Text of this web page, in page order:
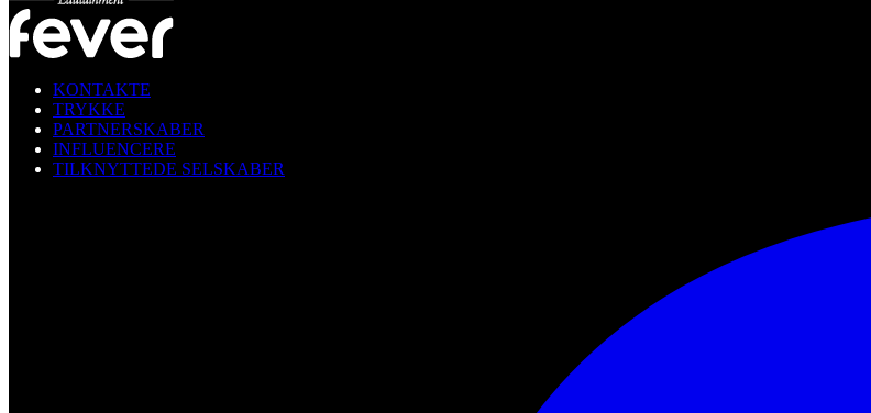
KONTAKTE
TRYKKE
PARTNERSKABER
INFLUENCERE
TILKNYTTEDE SELSKABER